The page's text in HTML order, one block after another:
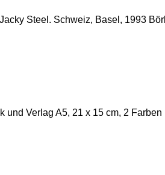
Steel. Schweiz, Basel, 1993
und Verlag A5, 21 x 15 cm, 2 Farben